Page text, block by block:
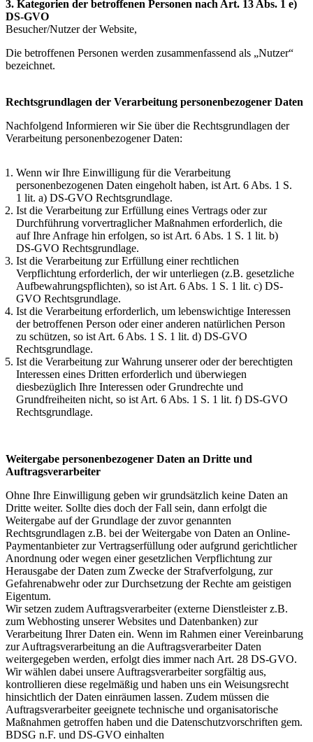
3. Kategorien der betroffenen Personen nach Art. 13 Abs. 1 e)
DS-GVO
Besucher/Nutzer der Website,
Die betroffenen Personen werden zusammenfassend als „Nutzer“
bezeichnet.
Rechtsgrundlagen der Verarbeitung personenbezogener Daten
Nachfolgend Informieren wir Sie über die Rechtsgrundlagen der
Verarbeitung personenbezogener Daten:
Wenn wir Ihre Einwilligung für die Verarbeitung
personenbezogenen Daten eingeholt haben, ist Art. 6 Abs. 1 S.
1 lit. a) DS-GVO Rechtsgrundlage.
Ist die Verarbeitung zur Erfüllung eines Vertrags oder zur
Durchführung vorvertraglicher Maßnahmen erforderlich, die
auf Ihre Anfrage hin erfolgen, so ist Art. 6 Abs. 1 S. 1 lit. b)
DS-GVO Rechtsgrundlage.
Ist die Verarbeitung zur Erfüllung einer rechtlichen
Verpflichtung erforderlich, der wir unterliegen (z.B. gesetzliche
Aufbewahrungspflichten), so ist Art. 6 Abs. 1 S. 1 lit. c) DS-
GVO Rechtsgrundlage.
Ist die Verarbeitung erforderlich, um lebenswichtige Interessen
der betroffenen Person oder einer anderen natürlichen Person
zu schützen, so ist Art. 6 Abs. 1 S. 1 lit. d) DS-GVO
Rechtsgrundlage.
Ist die Verarbeitung zur Wahrung unserer oder der berechtigten
Interessen eines Dritten erforderlich und überwiegen
diesbezüglich Ihre Interessen oder Grundrechte und
Grundfreiheiten nicht, so ist Art. 6 Abs. 1 S. 1 lit. f) DS-GVO
Rechtsgrundlage.
Weitergabe personenbezogener Daten an Dritte und
Auftragsverarbeiter
Ohne Ihre Einwilligung geben wir grundsätzlich keine Daten an
Dritte weiter. Sollte dies doch der Fall sein, dann erfolgt die
Weitergabe auf der Grundlage der zuvor genannten
Rechtsgrundlagen z.B. bei der Weitergabe von Daten an Online-
Paymentanbieter zur Vertragserfüllung oder aufgrund gerichtlicher
Anordnung oder wegen einer gesetzlichen Verpflichtung zur
Herausgabe der Daten zum Zwecke der Strafverfolgung, zur
Gefahrenabwehr oder zur Durchsetzung der Rechte am geistigen
Eigentum.
Wir setzen zudem Auftragsverarbeiter (externe Dienstleister z.B.
zum Webhosting unserer Websites und Datenbanken) zur
Verarbeitung Ihrer Daten ein. Wenn im Rahmen einer Vereinbarung
zur Auftragsverarbeitung an die Auftragsverarbeiter Daten
weitergegeben werden, erfolgt dies immer nach Art. 28 DS-GVO.
Wir wählen dabei unsere Auftragsverarbeiter sorgfältig aus,
kontrollieren diese regelmäßig und haben uns ein Weisungsrecht
hinsichtlich der Daten einräumen lassen. Zudem müssen die
Auftragsverarbeiter geeignete technische und organisatorische
Maßnahmen getroffen haben und die Datenschutzvorschriften gem.
BDSG n.F. und DS-GVO einhalten